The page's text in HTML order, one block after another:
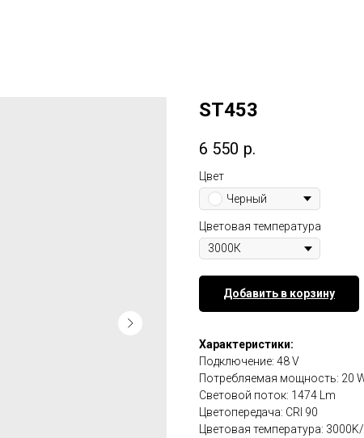
ST453
6 550 р.
Цвет
Черный
Цветовая температура
Добавить в корзину
Характеристики:
Подключение: 48 V
Потребляемая мощность: 20
Световой поток: 1474 Lm
Цветопередача: CRI 90
Цветовая температура: